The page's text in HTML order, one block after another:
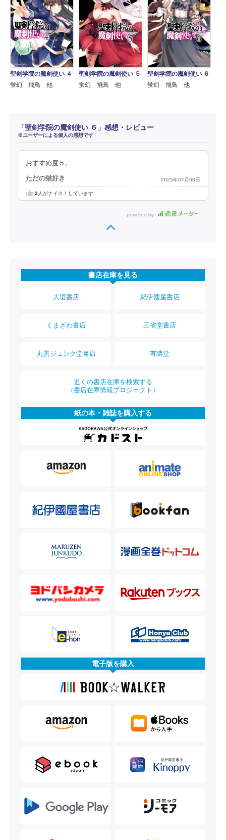
聖剣学院の魔剣使い ４
蛍幻 飛鳥 他
聖剣学院の魔剣使い ５
蛍幻 飛鳥 他
聖剣学院の魔剣使い ６
蛍幻 飛鳥 他
「聖剣学院の魔剣使い ６」感想・レビュー
※ユーザーによる個人の感想です
おすすめ度５。
ただの猫好き 2025年07月08日
3人がナイス！しています
powered by
書店在庫を見る
大垣書店 紀伊國屋書店
くまざわ書店 三省堂書店
丸善ジュンク堂書店 有隣堂
近くの書店在庫を検索する
（書店在庫情報プロジェクト）
紙の本・雑誌を購入する
電子版を購入